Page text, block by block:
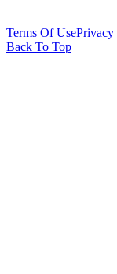
Terms Of UsePrivacy
Back To Top